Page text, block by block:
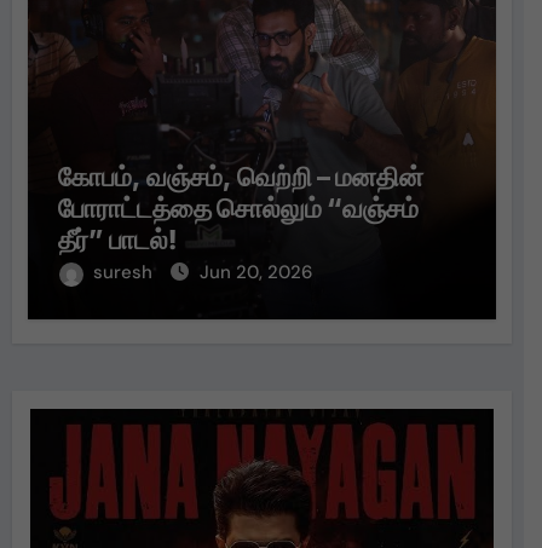
கோபம், வஞ்சம், வெற்றி – மனதின்
போராட்டத்தை சொல்லும் “வஞ்சம்
தீர்” பாடல்!
suresh Jun 20, 2026